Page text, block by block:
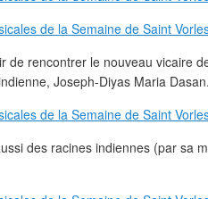
de rencontrer le nouveau vicaire
Joseph-Diyas Maria
des racines indiennes (par sa